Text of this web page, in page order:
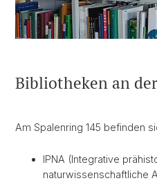
Bibliotheken an
Am Spalenring 145 befinden
IPNA (Integrative
naturwissenschaftliche